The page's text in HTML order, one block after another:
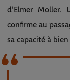
d'Elmer Moller.
confirme au
sa capacité à